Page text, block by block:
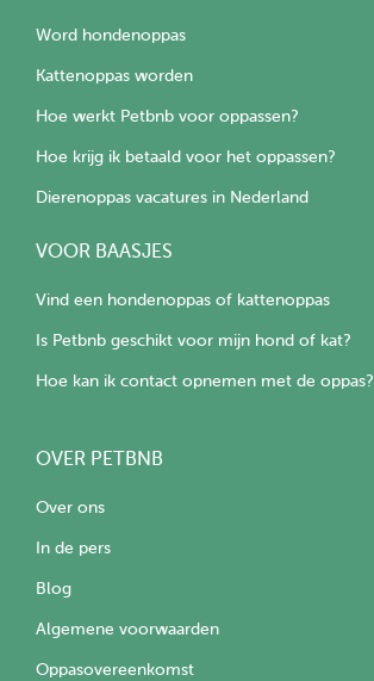
Word hondenoppas
Kattenoppas worden
Hoe werkt Petbnb voor oppassen?
Hoe krijg ik betaald voor het oppassen?
Dierenoppas vacatures in Nederland
VOOR BAASJES
Vind een hondenoppas of kattenoppas
Is Petbnb geschikt voor mijn hond of kat?
Hoe kan ik contact opnemen met de oppas?
OVER PETBNB
Over ons
In de pers
Blog
Algemene voorwaarden
Oppasovereenkomst